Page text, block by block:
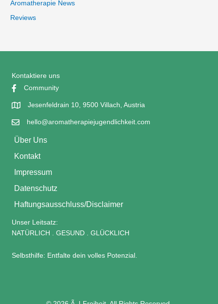
Aromatherapie News
Reviews
Kontaktiere uns
Community
Jesenfeldrain 10, 9500 Villach, Austria
hello@aromatherapiejugendlichkeit.com
Über Uns
Kontakt
Impressum
Datenschutz
Haftungsausschluss/Disclaimer
Unser Leitsatz:
NATÜRLICH . GESUND . GLÜCKLICH
Selbsthilfe: Entfalte dein volles Potenzial.